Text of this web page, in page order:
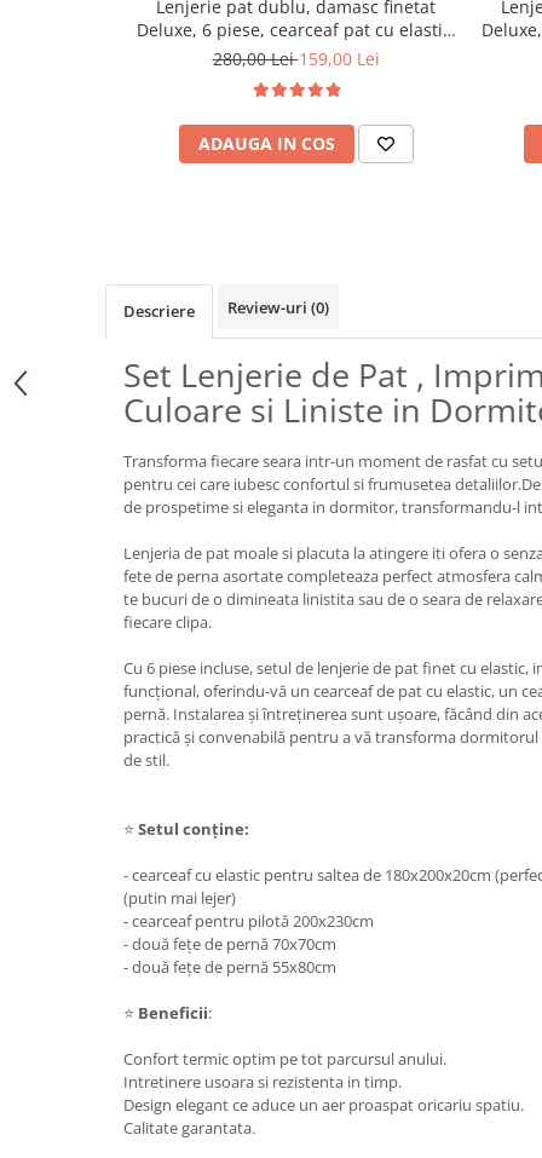
Lenjerie pat dublu, damasc finetat
Deluxe, 6 piese, cearceaf pat cu elastic,
Alb
280,00 Lei159,00 Lei
ADAUGA IN COS
Descriere Review-uri (0)
Set Lenjerie de Pat ,
Culoare si Liniste in
Transforma fiecare seara intr-un moment de rasfat cu
pentru cei care iubesc confortul si frumusetea
de prospetime si eleganta in dormitor, transformandu-l
Lenjeria de pat moale si placuta la atingere iti ofera o
fete de perna asortate completeaza perfect atmosfera
te bucuri de o dimineata linistita sau de o seara de
fiecare clipa.
Cu 6 piese incluse, setul de lenjerie de pat finet cu elastic,
funcțional, oferindu-vă un cearceaf de pat cu elastic, un
pernă. Instalarea și întreținerea sunt ușoare, făcând din
practică și convenabilă pentru a vă transforma
de stil.
⭐ Setul conține:
- cearceaf cu elastic pentru saltea de 180x200x20cm
(putin mai lejer)
- cearceaf pentru pilotă 200x230cm
- două fețe de pernă 70x70cm
- două fețe de pernă 55x80cm
⭐ Beneficii:
Confort termic optim pe tot parcursul anului.
Intretinere usoara si rezistenta in timp.
Design elegant ce aduce un aer proaspat oricariu spatiu.
Calitate garantata.